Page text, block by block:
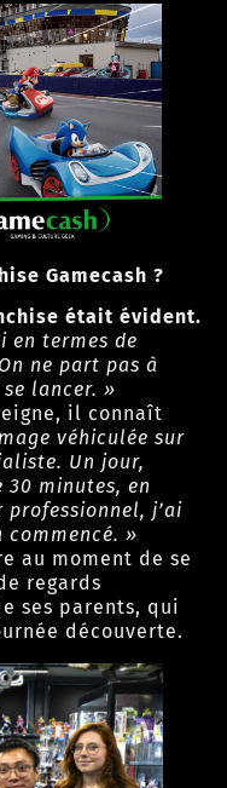
Gamecash ?
était évident.
en termes de
ne part pas à
lancer. »
il connaît
véhiculée sur
Un jour,
30 minutes, en
j’ai
commencé. »
au moment de se
regards
ses parents, qui
découverte.